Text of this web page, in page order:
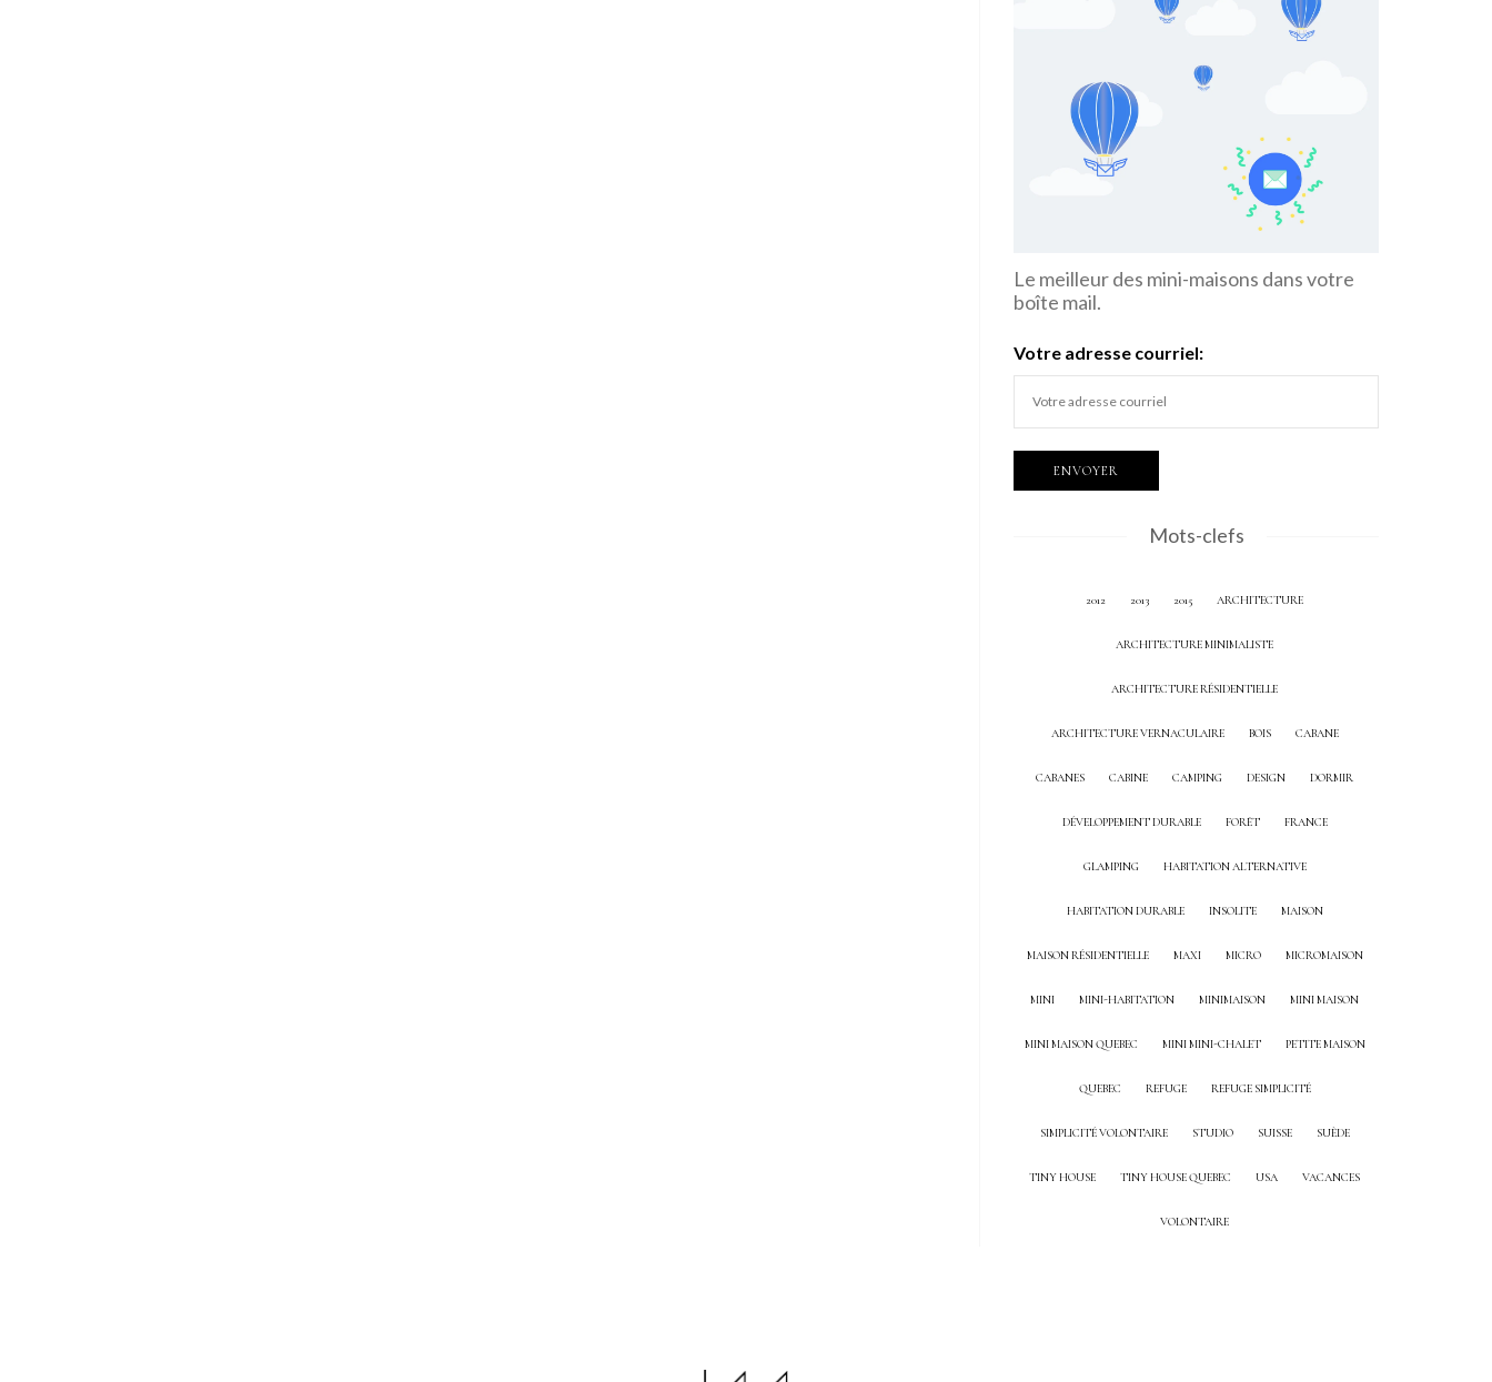
Le meilleur des mini-maisons dans votre
boîte mail.
Votre adresse courriel:
Mots-clefs
2012 2013 2015 ARCHITECTURE
ARCHITECTURE MINIMALISTE
ARCHITECTURE RÉSIDENTIELLE
ARCHITECTURE VERNACULAIRE BOIS CABANE
CABANES CABINE CAMPING DESIGN DORMIR
DÉVELOPPEMENT DURABLE FORÊT FRANCE
GLAMPING HABITATION ALTERNATIVE
HABITATION DURABLE INSOLITE MAISON
MAISON RÉSIDENTIELLE MAXI MICRO MICROMAISON
MINI MINI-HABITATION MINIMAISON MINI MAISON
MINI MAISON QUEBEC MINI MINI-CHALET PETITE MAISON
QUEBEC REFUGE REFUGE SIMPLICITÉ
SIMPLICITÉ VOLONTAIRE STUDIO SUISSE SUÈDE
TINY HOUSE TINY HOUSE QUEBEC USA VACANCES
VOLONTAIRE